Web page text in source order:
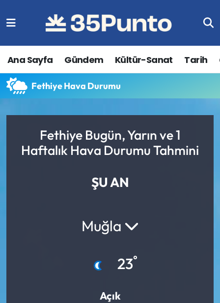
Ana Sayfa Gündem Kültür-Sanat Tarih
Fethiye Hava Durumu
Fethiye Bugün, Yarın ve 1
Haftalık Hava Durumu Tahmini
ŞU AN
Muğla
23°
Açık